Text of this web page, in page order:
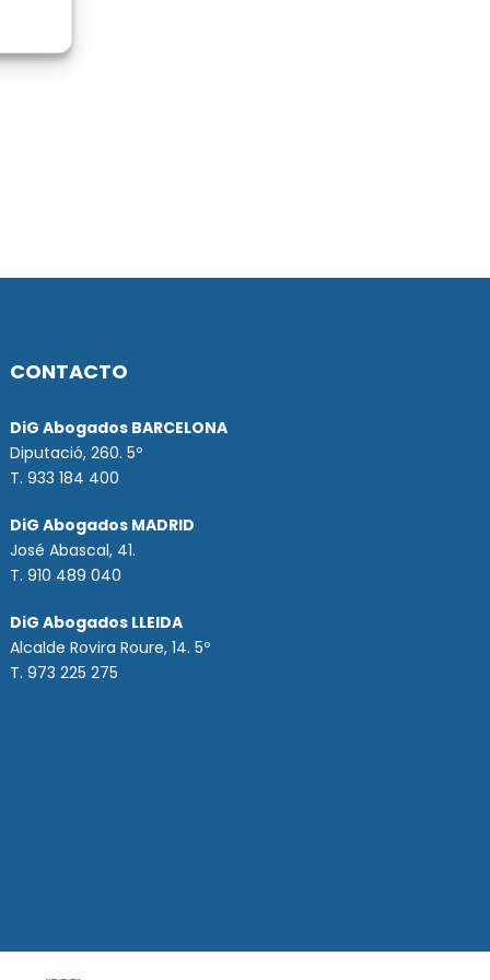
CONTACTO
DiG Abogados BARCELONA
Diputació, 260. 5º
T. 933 184 400
DiG Abogados MADRID
José Abascal, 41.
T.910 489 040
DiG Abogados LLEIDA
Alcalde Rovira Roure, 14. 5º
T. 973 225 275